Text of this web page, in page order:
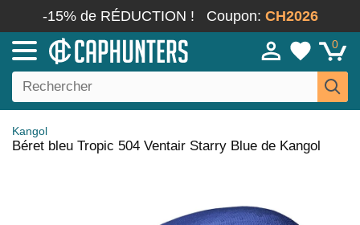
-15% de RÉDUCTION ! Coupon: CH2026
0
Kangol
Béret bleu Tropic 504 Ventair Starry Blue de Kangol